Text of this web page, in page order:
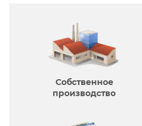
Собственное
производcтво